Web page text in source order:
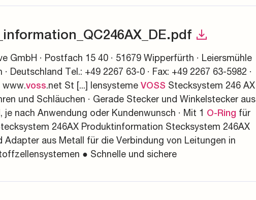
GmbH · Postfach 15 40 · 51679 Wipperfürth · Leiersmühle
Deutschland Tel.: +49 2267 63-0 · Fax: +49 2267 63-5982 ·
www.voss.net St [...] lensysteme VOSS Stecksystem 246 AX
und Schläuchen · Gerade Stecker und Winkelstecker aus
je nach Anwendung oder Kundenwunsch · Mit 1 O-Ring für
246AX Produktinformation Stecksystem 246AX
Adapter aus Metall für die Verbindung von Leitungen in
● Schnelle und sichere